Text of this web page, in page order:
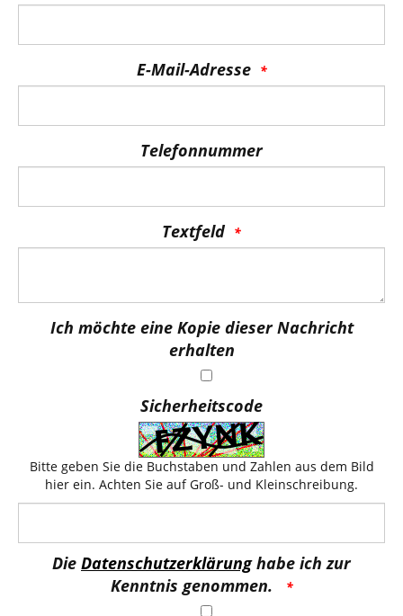
E-Mail-Adresse
Telefonnummer
Textfeld
Ich möchte eine Kopie dieser Nachricht
erhalten
Sicherheitscode
Bitte geben Sie die Buchstaben und Zahlen aus dem Bild
hier ein. Achten Sie auf Groß- und Kleinschreibung.
Die Datenschutzerklärunghabe ich zur
Kenntnis genommen.